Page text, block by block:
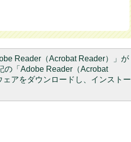
Reader（Acrobat Reader）」が
の「Adobe Reader（Acrobat
アをダウンロードし、インストー